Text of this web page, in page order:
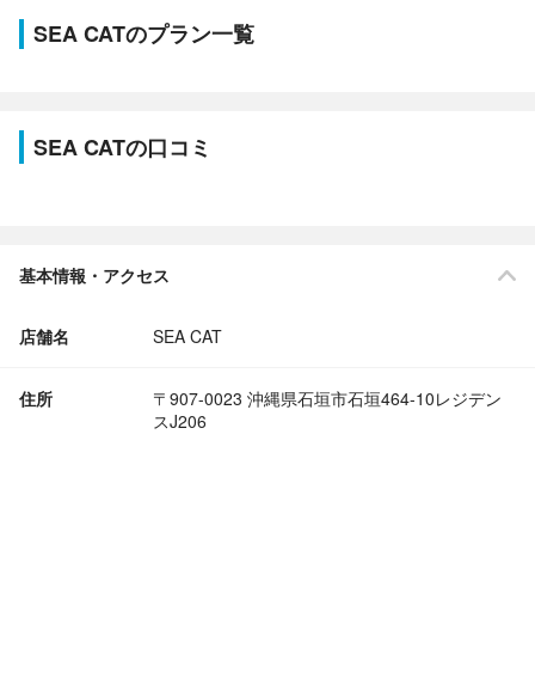
SEA CATのプラン一覧
SEA CATの口コミ
基本情報・アクセス
店舗名 SEA CAT
住所
〒907-0023 沖縄県石垣市石垣464-10レジデン
スJ206